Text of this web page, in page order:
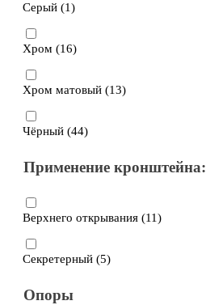
Серый (1)
Хром (16)
Хром матовый (13)
Чёрный (44)
Применение кронштейна:
Верхнего открывания (11)
Секретерный (5)
Опоры